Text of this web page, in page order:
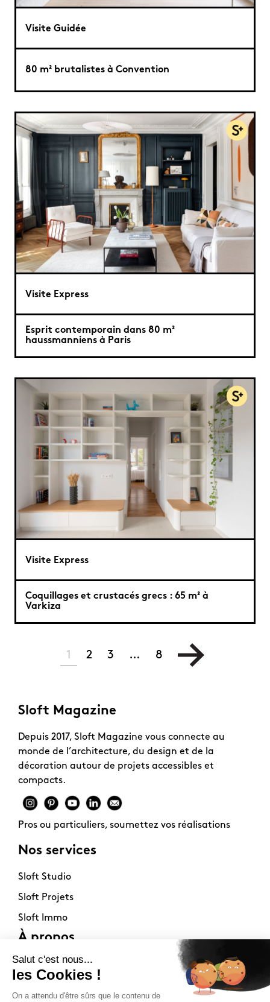
Visite Guidée
80 m² brutalistes à Convention
Visite Express
Esprit contemporain dans 80 m²
haussmanniens à Paris
Visite Express
Coquillages et crustacés grecs : 65 m² à
Varkiza
1 2 3 … 8
Sloft Magazine
Depuis 2017, Sloft Magazine vous connecte au
monde de l’architecture, du design et de la
décoration autour de projets accessibles et
compacts.
Pros ou particuliers, soumettez vos réalisations
Nos services
Sloft Studio
Sloft Projets
Sloft Immo
À propos
Contact